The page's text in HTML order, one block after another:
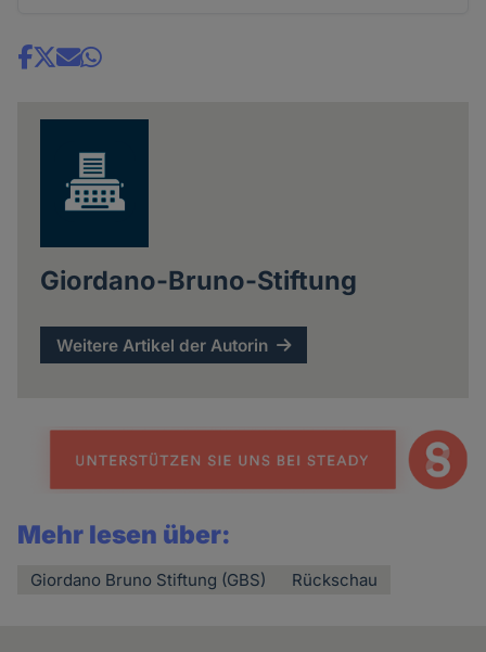
Share
Giordano-Bruno-Stiftung
Weitere Artikel der Autorin
Mehr lesen über:
Giordano Bruno Stiftung (GBS) Rückschau